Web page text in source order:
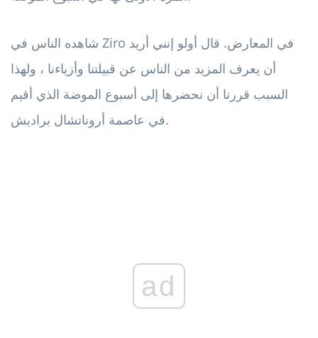
شاهده الناس في Ziro في المعارض. قال أولو إنني أريد
أن يعرف المزيد من الناس عن قبيلتنا وأزياءنا ، ولهذا
السبب قررنا أن نحضرها إلى أسبوع الموضة الذي أقيم
في عاصمة أروناتشال براديش.
ad